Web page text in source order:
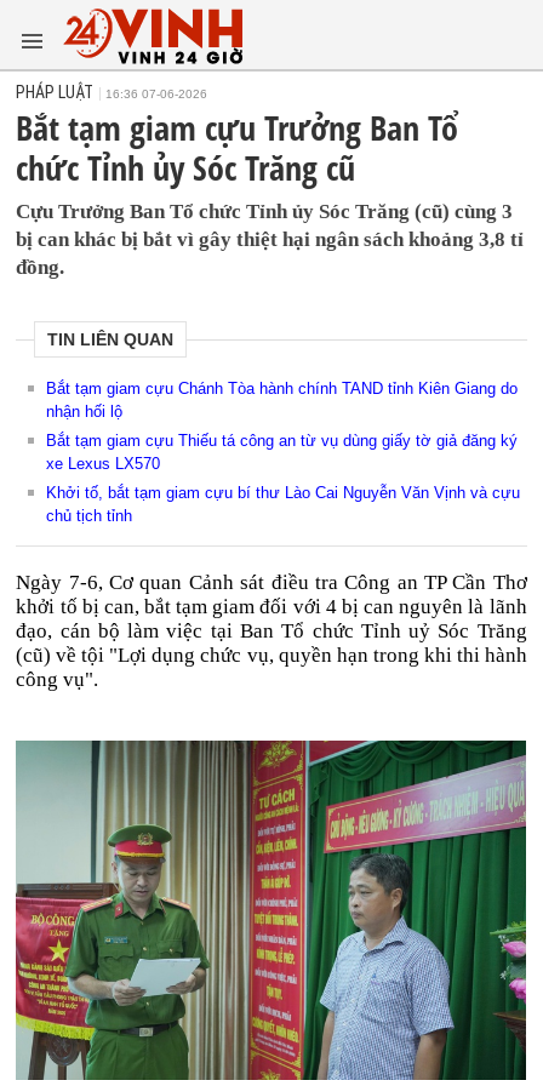
PHÁP LUẬT 16:36 07-06-2026
Bắt tạm giam cựu Trưởng Ban Tổ
chức Tỉnh ủy Sóc Trăng cũ
Cựu Trưởng Ban Tổ chức Tỉnh ủy Sóc Trăng (cũ) cùng 3
bị can khác bị bắt vì gây thiệt hại ngân sách khoảng 3,8 tỉ
đồng.
TIN LIÊN QUAN
Bắt tạm giam cựu Chánh Tòa hành chính TAND tỉnh Kiên Giang do
nhận hối lộ
Bắt tạm giam cựu Thiếu tá công an từ vụ dùng giấy tờ giả đăng ký
xe Lexus LX570
Khởi tố, bắt tạm giam cựu bí thư Lào Cai Nguyễn Văn Vịnh và cựu
chủ tịch tỉnh
Ngày 7-6, Cơ quan Cảnh sát điều tra Công an TP Cần Thơ
khởi tố bị can, bắt tạm giam đối với 4 bị can nguyên là lãnh
đạo, cán bộ làm việc tại Ban Tổ chức Tỉnh uỷ Sóc Trăng
(cũ) về tội "Lợi dụng chức vụ, quyền hạn trong khi thi hành
công vụ".